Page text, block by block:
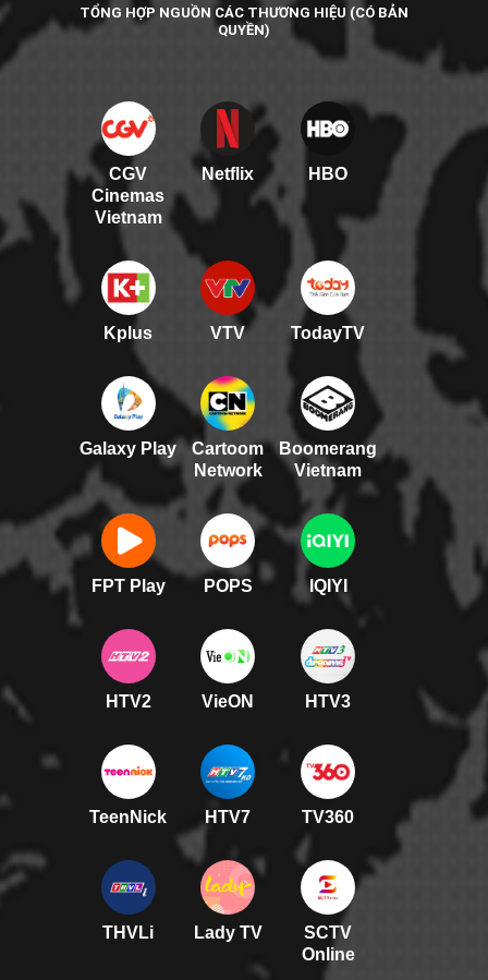
TỔNG HỢP NGUỒN CÁC THƯƠNG HIỆU (CÓ BẢN
QUYỀN)
CGV
Cinemas
Vietnam
Netflix HBO
Kplus VTV TodayTV
Galaxy Play
Cartoom
Network
Boomerang
Vietnam
FPT Play POPS IQIYI
HTV2 VieON HTV3
TeenNick HTV7 TV360
THVLi Lady TV
SCTV
Online